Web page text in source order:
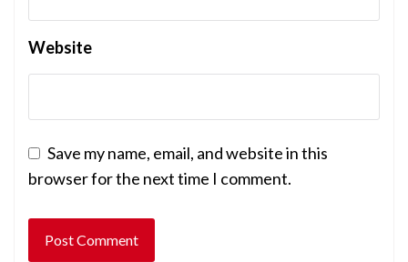
Website
Save my name, email, and website in this
browser for the next time I comment.